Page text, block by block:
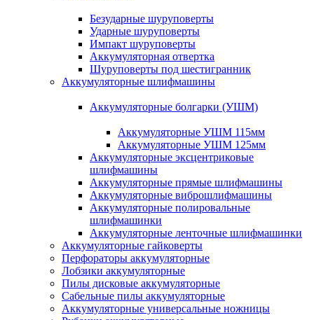
Безударные шуруповерты
Ударные шуруповерты
Импакт шуруповерты
Аккумуляторная отвертка
Шуруповерты под шестигранник
Аккумуляторные шлифмашины
Аккумуляторные болгарки (УШМ)
Аккумуляторные УШМ 115мм
Аккумуляторные УШМ 125мм
Аккумуляторные эксцентриковые
шлифмашины
Аккумуляторные прямые шлифмашины
Аккумуляторные виброшлифмашины
Аккумуляторные полировальные
шлифмашинки
Аккумуляторные ленточные шлифмашинки
Аккумуляторные гайковерты
Перфораторы аккумуляторные
Лобзики аккумуляторные
Пилы дисковые аккумуляторные
Сабельные пилы аккумуляторные
Аккумуляторные универсальные ножницы